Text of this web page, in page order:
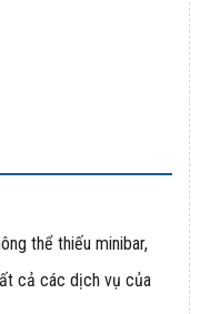
thể thiếu minibar,
cả các dịch vụ của